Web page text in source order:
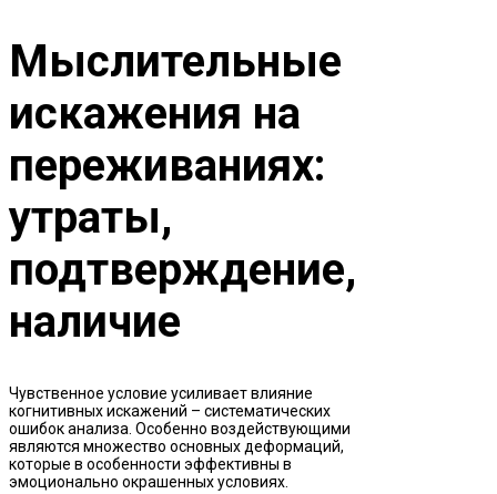
Мыслительные
искажения на
переживаниях:
утраты,
подтверждение,
наличие
Чувственное условие усиливает влияние
когнитивных искажений – систематических
ошибок анализа. Особенно воздействующими
являются множество основных деформаций,
которые в особенности эффективны в
эмоционально окрашенных условиях.